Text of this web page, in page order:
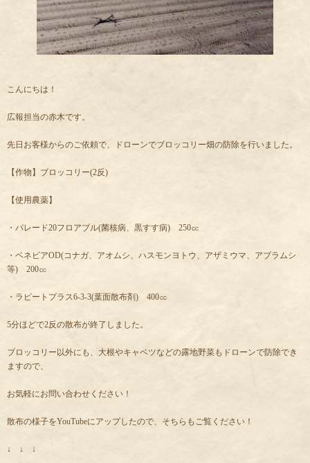
こんにちは！
広報担当の赤木です。
先日お客様からのご依頼で、ドローンでブロッコリー畑の防除を行いました。
【作物】ブロッコリー(2反)
【使用農薬】
・パレード20フロアブル(菌核病、黒すす病) 250㏄
・ベネビアOD(コナガ、アオムシ、ハスモンヨトウ、アザミウマ、アブラムシ
等) 200㏄
・ラピートプラス6-3-3(葉面散布剤) 400㏄
5分ほどで2反の散布が終了しました。
ブロッコリー以外にも、大根やキャベツなどの露地野菜もドローンで防除でき
ますので、
お気軽にお問い合わせください！
散布の様子をYouTubeにアップしたので、そちらもご覧ください！
↓ ↓ ↓